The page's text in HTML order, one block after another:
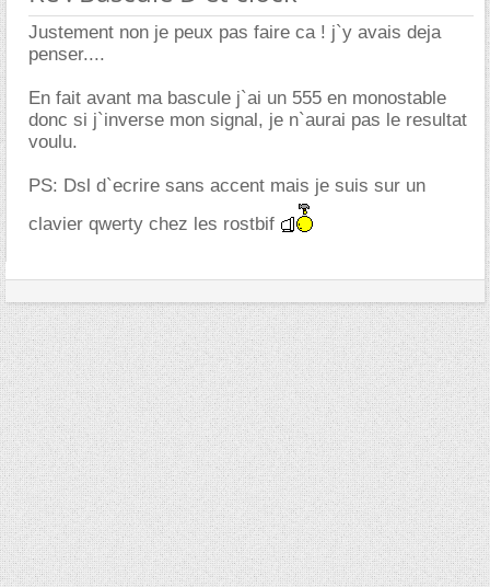
Justement non je peux pas faire ca ! j`y avais deja
penser....
En fait avant ma bascule j`ai un 555 en monostable
donc si j`inverse mon signal, je n`aurai pas le resultat
voulu.
PS: Dsl d`ecrire sans accent mais je suis sur un
clavier qwerty chez les rostbif